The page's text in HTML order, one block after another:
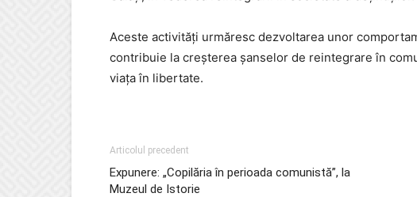
Aceste activități urmăresc dezvoltarea unor
contribuie la creșterea șanselor de reintegrare în
viața în libertate.
Articolul precedent
Expunere: „Copilăria în perioada comunistă”, la
Muzeul de Istorie